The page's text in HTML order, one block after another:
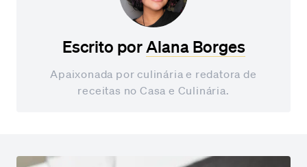
Escrito porAlana Borges
Apaixonada por culinária e redatora de
receitas no Casa e Culinária.